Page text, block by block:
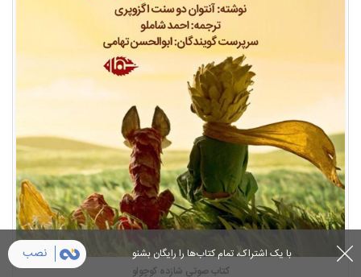
با یک اشتراک، تمام کتاب‌ها را رایگان بشنو نصب
کتاب صوتی شازده کوچولو